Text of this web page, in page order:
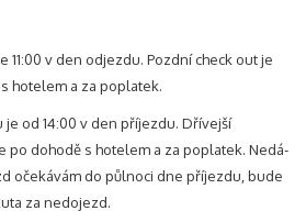
11:00 v den odjezdu. Pozdní check out je
hotelem a za poplatek.
od 14:00 v den příjezdu. Dřívejší
po dohodě s hotelem a za poplatek. Nedá-
očekávám do půlnoci dne příjezdu, bude
za nedojezd.